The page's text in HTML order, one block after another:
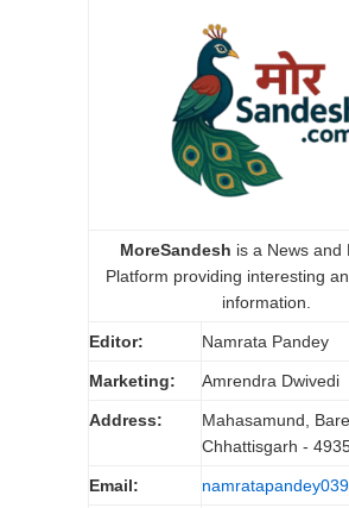
MoreSandesh is a News and
Platform providing interesting
information.
Editor: Namrata Pandey
Marketing: Amrendra Dwivedi
Address:
Mahasamund,
Chhattisgarh -
Email: